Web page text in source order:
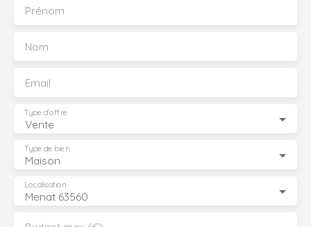
Prénom
Nom
Email
Vente
Type d'offre
Maison
Type de bien
Menat 63560
Localisation